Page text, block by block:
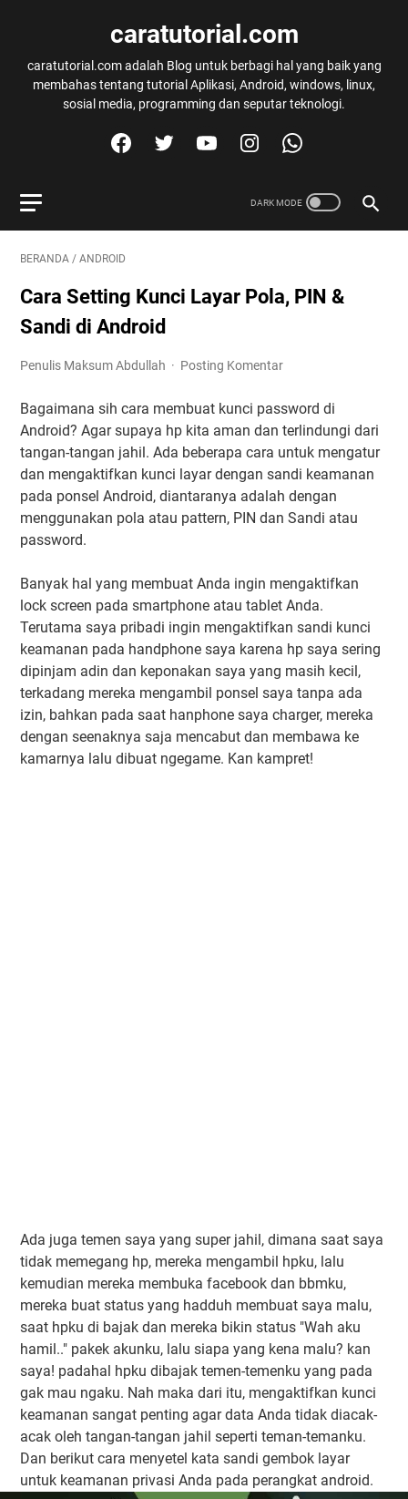
caratutorial.com
caratutorial.com adalah Blog untuk berbagi hal yang baik yang
membahas tentang tutorial Aplikasi, Android, windows, linux,
sosial media, programming dan seputar teknologi.
BERANDA / ANDROID
Cara Setting Kunci Layar Pola, PIN &
Sandi di Android
Penulis Maksum Abdullah Posting Komentar
Bagaimana sih cara membuat kunci password di
Android? Agar supaya hp kita aman dan terlindungi dari
tangan-tangan jahil. Ada beberapa cara untuk mengatur
dan mengaktifkan kunci layar dengan sandi keamanan
pada ponsel Android, diantaranya adalah dengan
menggunakan pola atau pattern, PIN dan Sandi atau
password.
Banyak hal yang membuat Anda ingin mengaktifkan
lock screen pada smartphone atau tablet Anda.
Terutama saya pribadi ingin mengaktifkan sandi kunci
keamanan pada handphone saya karena hp saya sering
dipinjam adin dan keponakan saya yang masih kecil,
terkadang mereka mengambil ponsel saya tanpa ada
izin, bahkan pada saat hanphone saya charger, mereka
dengan seenaknya saja mencabut dan membawa ke
kamarnya lalu dibuat ngegame. Kan kampret!
Ada juga temen saya yang super jahil, dimana saat saya
tidak memegang hp, mereka mengambil hpku, lalu
kemudian mereka membuka facebook dan bbmku,
mereka buat status yang hadduh membuat saya malu,
saat hpku di bajak dan mereka bikin status "Wah aku
hamil.." pakek akunku, lalu siapa yang kena malu? kan
saya! padahal hpku dibajak temen-temenku yang pada
gak mau ngaku. Nah maka dari itu, mengaktifkan kunci
keamanan sangat penting agar data Anda tidak diacak-
acak oleh tangan-tangan jahil seperti teman-temanku.
Dan berikut cara menyetel kata sandi gembok layar
untuk keamanan privasi Anda pada perangkat android.